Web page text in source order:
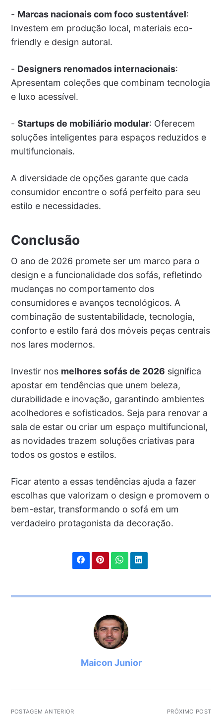
- Marcas nacionais com foco sustentável:
Investem em produção local, materiais eco-
friendly e design autoral.
- Designers renomados internacionais:
Apresentam coleções que combinam tecnologia
e luxo acessível.
- Startups de mobiliário modular: Oferecem
soluções inteligentes para espaços reduzidos e
multifuncionais.
A diversidade de opções garante que cada
consumidor encontre o sofá perfeito para seu
estilo e necessidades.
Conclusão
O ano de 2026 promete ser um marco para o
design e a funcionalidade dos sofás, refletindo
mudanças no comportamento dos
consumidores e avanços tecnológicos. A
combinação de sustentabilidade, tecnologia,
conforto e estilo fará dos móveis peças centrais
nos lares modernos.
Investir nos melhores sofás de 2026 significa
apostar em tendências que unem beleza,
durabilidade e inovação, garantindo ambientes
acolhedores e sofisticados. Seja para renovar a
sala de estar ou criar um espaço multifuncional,
as novidades trazem soluções criativas para
todos os gostos e estilos.
Ficar atento a essas tendências ajuda a fazer
escolhas que valorizam o design e promovem o
bem-estar, transformando o sofá em um
verdadeiro protagonista da decoração.
Maicon Junior
POSTAGEM ANTERIOR PRÓXIMO POST